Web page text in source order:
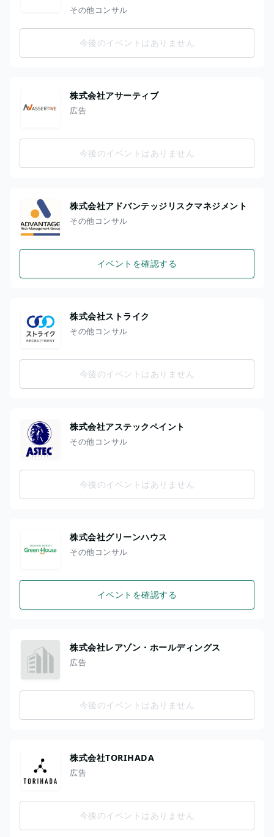
その他コンサル
今後のイベントはありません
株式会社アサーティブ
広告
今後のイベントはありません
株式会社アドバンテッジリスクマネジメント
その他コンサル
イベントを確認する
株式会社ストライク
その他コンサル
今後のイベントはありません
株式会社アステックペイント
その他コンサル
今後のイベントはありません
株式会社グリーンハウス
その他コンサル
イベントを確認する
株式会社レアゾン・ホールディングス
広告
今後のイベントはありません
株式会社TORIHADA
広告
今後のイベントはありません